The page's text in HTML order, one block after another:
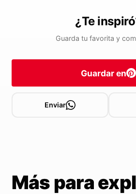
¿Te
Guarda tu favorita y
Guardar en
Enviar
Más para